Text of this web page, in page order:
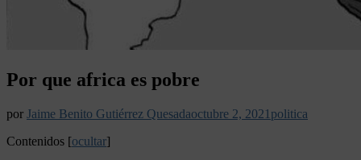
Por que africa es pobre
por Jaime Benito Gutiérrez Quesadaoctubre 2, 2021 politica
Contenidos [ocultar]